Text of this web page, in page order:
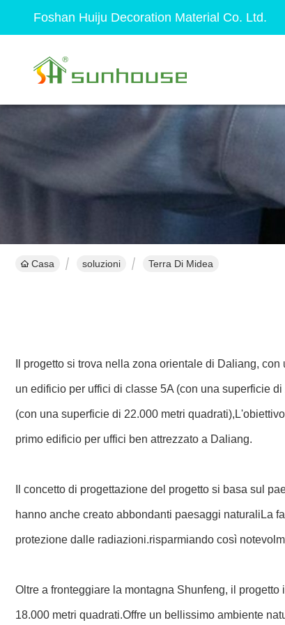
Foshan Huiju Decoration Material Co. Ltd.
Casa soluzioni Terra Di Midea
Il progetto si trova nella zona orientale di Daliang,
un edificio per uffici di classe 5A (con una superficie
(con una superficie di 22.000 metri
primo edificio per uffici ben attrezzato a Daliang.
Il concetto di progettazione del progetto si basa sul
hanno anche creato abbondanti paesaggi naturaliLa
protezione dalle radiazioni.risparmiando così
Oltre a fronteggiare la montagna Shunfeng, il
18.000 metri quadrati.Offre un bellissimo ambiente